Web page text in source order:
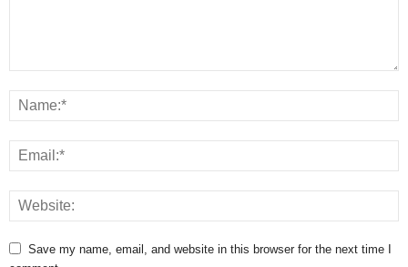
Save my name, email, and website in this browser for the next time I